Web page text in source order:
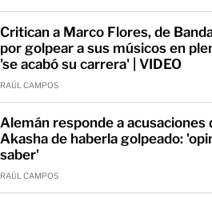
Critican a Marco Flores, de
por golpear a sus músicos en
'se acabó su carrera' | VIDEO
RAÚL CAMPOS
Alemán responde a acusaciones
Akasha de haberla golpeado:
saber'
RAÚL CAMPOS